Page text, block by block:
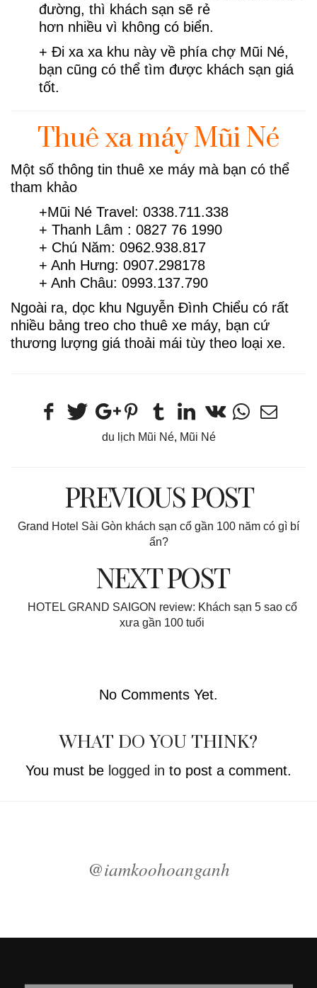
đường, thì khách sạn sẽ rẻ
hơn nhiều vì không có biển.
+ Đi xa xa khu này về phía chợ Mũi Né,
bạn cũng có thể tìm được khách sạn giá
tốt.
Thuê xa máy Mũi Né
Một số thông tin thuê xe máy mà bạn có thể
tham khảo
+Mũi Né Travel: 0338.711.338
+ Thanh Lâm : 0827 76 1990
+ Chú Năm: 0962.938.817
+ Anh Hưng: 0907.298178
+ Anh Châu: 0993.137.790
Ngoài ra, dọc khu Nguyễn Đình Chiểu có rất
nhiều bảng treo cho thuê xe máy, bạn cứ
thương lượng giá thoải mái tùy theo loại xe.
du lịch Mũi Né, Mũi Né
PREVIOUS POST
Grand Hotel Sài Gòn khách sạn cổ gần 100 năm có gì bí
ẩn?
NEXT POST
HOTEL GRAND SAIGON review: Khách sạn 5 sao cổ
xưa gần 100 tuổi
No Comments Yet.
WHAT DO YOU THINK?
You must be logged in to post a comment.
@iamkoohoanganh